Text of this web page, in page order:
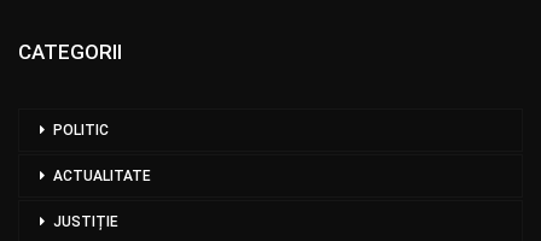
CATEGORII
POLITIC
ACTUALITATE
JUSTIȚIE